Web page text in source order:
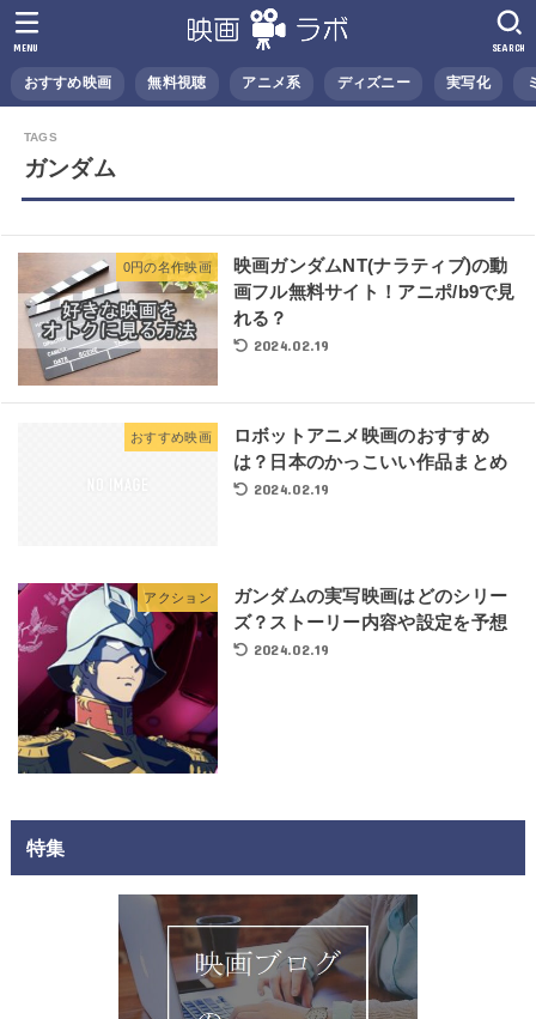
おすすめ映画 無料視聴 アニメ系 ディズニー 実写化
SEARCH
MENU
ガンダム
0円の名作映画
映画ガンダムNT(ナラティブ)の動
画フル無料サイト！アニポ/b9で見
れる？
2024.02.19
おすすめ映画
ロボットアニメ映画のおすすめ
は？日本のかっこいい作品まとめ
2024.02.19
アクション
ガンダムの実写映画はどのシリー
ズ？ストーリー内容や設定を予想
2024.02.19
特集